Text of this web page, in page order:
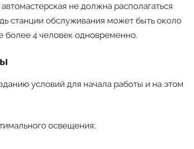
не должна располагаться
станции обслуживания может быть около
более 4 человек одновременно.
условий для начала работы и на этом
освещения;